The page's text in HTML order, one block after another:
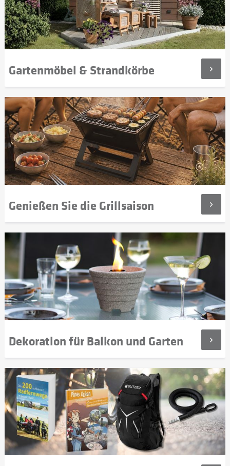
Gartenmöbel & Strandkörbe
Genießen Sie die Grillsaison
Dekoration für Balkon und Garten